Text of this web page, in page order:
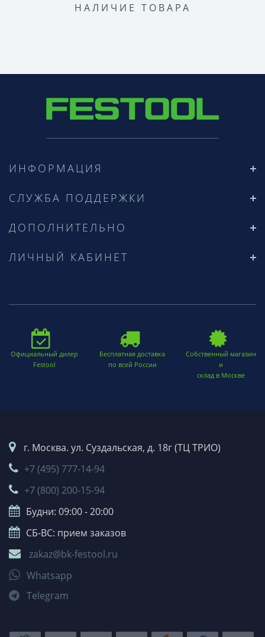
НАЛИЧИЕ ТОВАРА
ИНФОРМАЦИЯ
СЛУЖБА ПОДДЕРЖКИ
ДОПОЛНИТЕЛЬНО
ЛИЧНЫЙ КАБИНЕТ
Официальный дилер
Festool
Бесплатная доставка
по всей России
Собственный магазин
и
склад в Москве
г. Москва. ул. Суздальская, д. 18г (ТЦ ТРИО)
+7 (495) 777-14-94
+7 (800) 200-15-94
Будни: 09:00 - 20:00
СБ-ВС: прием заказов
zakaz@bk-festool.ru
Whatsapp
Telegram